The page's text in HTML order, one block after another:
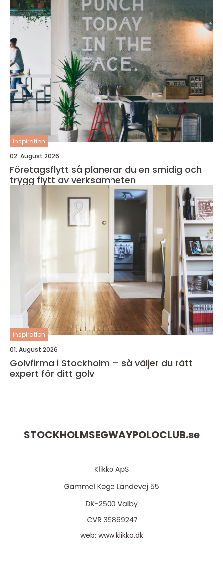
inspiration
02. August 2026
Företagsflytt så planerar du en smidig och
trygg flytt av verksamheten
inspiration
01. August 2026
Golvfirma i Stockholm – så väljer du rätt
expert för ditt golv
STOCKHOLMSEGWAYPOLOCLUB.se
web: www.klikko.dk